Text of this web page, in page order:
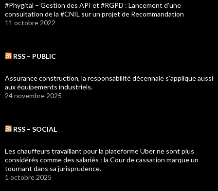
#Phygital – Gestion des API et #RGPD : Lancement d’une
consultation de la #CNIL sur un projet de Recommandation
11 octobre 2022
RSS – PUBLIC
Assurance construction, la responsabilité décennale s’applique aussi
aux équipements industriels.
24 novembre 2025
RSS – SOCIAL
Les chauffeurs travaillant pour la plateforme Uber ne sont plus
considérés comme des salariés : la Cour de cassation marque un
tournant dans sa jurisprudence.
1 octobre 2025